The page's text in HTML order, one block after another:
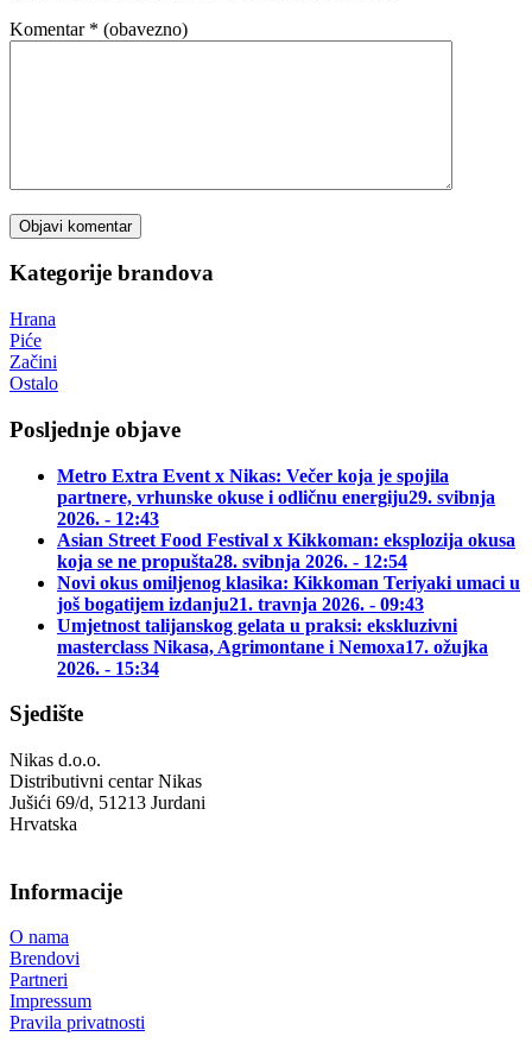
Komentar * (obavezno)
Kategorije brandova
Hrana
Piće
Začini
Ostalo
Posljednje objave
Metro Extra Event x Nikas: Večer koja je spojila
partnere, vrhunske okuse i odličnu energiju29. svibnja
2026. - 12:43
Asian Street Food Festival x Kikkoman: eksplozija okusa
koja se ne propušta28. svibnja 2026. - 12:54
Novi okus omiljenog klasika: Kikkoman Teriyaki umaci u
još bogatijem izdanju21. travnja 2026. - 09:43
Umjetnost talijanskog gelata u praksi: ekskluzivni
masterclass Nikasa, Agrimontane i Nemoxa17. ožujka
2026. - 15:34
Sjedište
Nikas d.o.o.
Distributivni centar Nikas
Jušići 69/d, 51213 Jurdani
Hrvatska
Informacije
O nama
Brendovi
Partneri
Impressum
Pravila privatnosti